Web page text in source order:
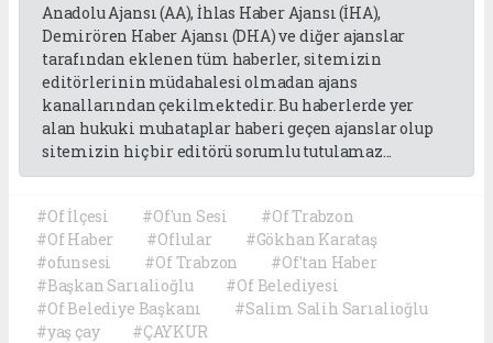
Anadolu Ajansı (AA), İhlas Haber Ajansı (İHA),
Demirören Haber Ajansı (DHA) ve diğer ajanslar
tarafından eklenen tüm haberler, sitemizin
editörlerinin müdahalesi olmadan ajans
kanallarından çekilmektedir. Bu haberlerde yer
alan hukuki muhataplar haberi geçen ajanslar olup
sitemizin hiç bir editörü sorumlu tutulamaz...
#Of İlçesi #Of'un Sesi
#Of Trabzon
#Of Haber
#Oflular
#Gökhan Karataş
#ofunsesi
#Of Trabzon
#Of'tan Haber
#Başkan Sarıalioğlu
#Of Belediyesi
#Of Belediye Başkanı
#Salim Salih Sarıalioğlu
#yaş çay
#ÇAYKUR